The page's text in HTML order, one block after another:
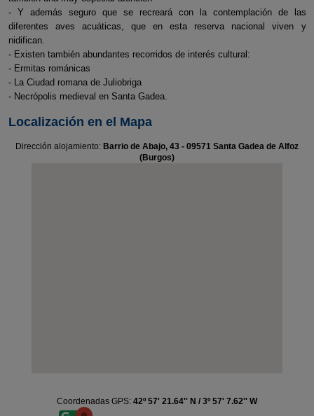
- Y además seguro que se recreará con la contemplación de las
diferentes aves acuáticas, que en esta reserva nacional viven y
nidifican.
- Existen también abundantes recorridos de interés cultural:
- Ermitas románicas
- La Ciudad romana de Juliobriga
- Necrópolis medieval en Santa Gadea.
Localización en el Mapa
Dirección alojamiento: Barrio de Abajo, 43 - 09571 Santa Gadea de Alfoz
(Burgos)
Coordenadas GPS: 42º 57' 21.64'' N / 3º 57' 7.62'' W